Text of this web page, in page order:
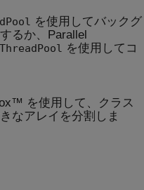
を使用してバックグ
るか、Parallel
ThreadPool
を使用してコ
を使用して、クラス
なアレイを分割しま